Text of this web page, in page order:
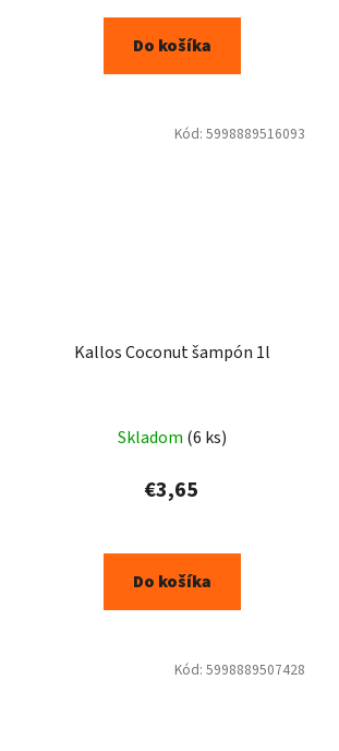
Do košíka
Kallos Coconut šampón 1l
Skladom (6 ks)
€3,65
Do košíka
Kód: 5998889516093
Kód: 5998889507428